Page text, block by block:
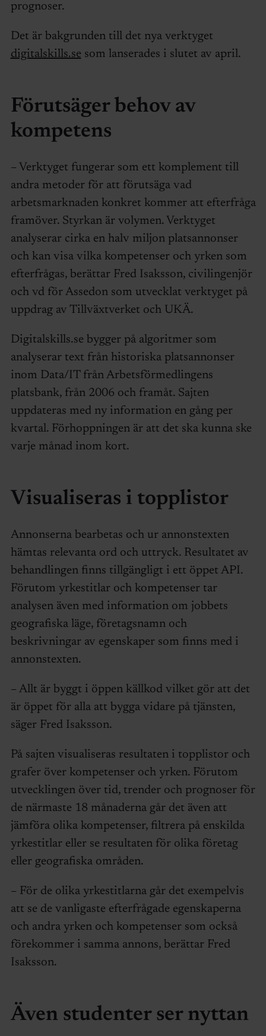
prognoser.
Det är bakgrunden till det nya verktyget
digitalskills.se som lanserades i slutet av april.
Förutsäger behov av
kompetens
– Verktyget fungerar som ett komplement till
andra metoder för att förutsäga vad
arbetsmarknaden konkret kommer att efterfråga
framöver. Styrkan är volymen. Verktyget
analyserar cirka en halv miljon platsannonser
och kan visa vilka kompetenser och yrken som
efterfrågas, berättar Fred Isaksson, civilingenjör
och vd för Assedon som utvecklat verktyget på
uppdrag av Tillväxtverket och UKÄ.
Digitalskills.se bygger på algoritmer som
analyserar text från historiska platsannonser
inom Data/IT från Arbetsförmedlingens
platsbank, från 2006 och framåt. Sajten
uppdateras med ny information en gång per
kvartal. Förhoppningen är att det ska kunna ske
varje månad inom kort.
Visualiseras i topplistor
Annonserna bearbetas och ur annonstexten
hämtas relevanta ord och uttryck. Resultatet av
behandlingen finns tillgängligt i ett öppet API.
Förutom yrkestitlar och kompetenser tar
analysen även med information om jobbets
geografiska läge, företagsnamn och
beskrivningar av egenskaper som finns med i
annonstexten.
– Allt är byggt i öppen källkod vilket gör att det
är öppet för alla att bygga vidare på tjänsten,
säger Fred Isaksson.
På sajten visualiseras resultaten i topplistor och
grafer över kompetenser och yrken. Förutom
utvecklingen över tid, trender och prognoser för
de närmaste 18 månaderna går det även att
jämföra olika kompetenser, filtrera på enskilda
yrkestitlar eller se resultaten för olika företag
eller geografiska områden.
– För de olika yrkestitlarna går det exempelvis
att se de vanligaste efterfrågade egenskaperna
och andra yrken och kompetenser som också
förekommer i samma annons, berättar Fred
Isaksson.
Även studenter ser nyttan